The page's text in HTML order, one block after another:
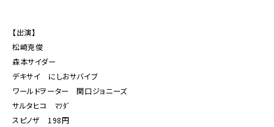
【出演】
松崎克俊
森本サイダー
デキサイ にしおサバイブ
ワールドヲーター 関口ジョニーズ
サルタヒコ ﾏﾂﾀﾞ
スピノザ 198円